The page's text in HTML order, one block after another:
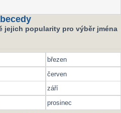
jejich popularity pro výběr jména
březen
červen
září
prosinec